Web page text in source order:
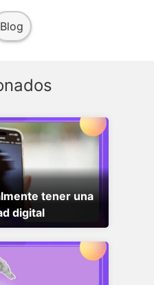
Blog
tener una
digital